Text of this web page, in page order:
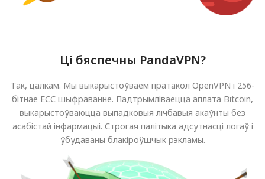
Ці бяспечны PandaVPN?
Так, цалкам. Мы выкарыстоўваем пратакол OpenVPN і 256-
бітнае ECC шыфраванне. Падтрымліваецца аплата Bitcoin,
выкарыстоўваюцца выпадковыя лічбавыя акаўнты без
асабістай інфармацыі. Строгая палітыка адсутнасці логаў і
ўбудаваны блакіроўшчык рэкламы.